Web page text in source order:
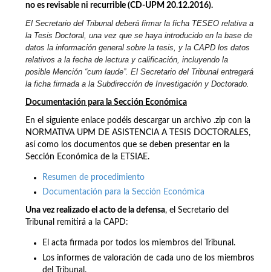
no es revisable ni recurrible (CD-UPM 20.12.2016).
El Secretario del Tribunal deberá firmar la ficha TESEO relativa a
la Tesis Doctoral, una vez que se haya introducido en la base de
datos la información general sobre la tesis, y la CAPD los datos
relativos a la fecha de lectura y calificación, incluyendo la
posible Mención “cum laude”. El Secretario del Tribunal entregará
la ficha firmada a la Subdirección de Investigación y Doctorado.
Documentación para la Sección Económica
En el siguiente enlace podéis descargar un archivo .zip con la
NORMATIVA UPM DE ASISTENCIA A TESIS DOCTORALES,
así como los documentos que se deben presentar en la
Sección Económica de la ETSIAE.
Resumen de procedimiento
Documentación para la Sección Económica
Una vez realizado el acto de la defensa, el Secretario del
Tribunal remitirá a la CAPD:
El acta firmada por todos los miembros del Tribunal.
Los informes de valoración de cada uno de los miembros
del Tribunal.